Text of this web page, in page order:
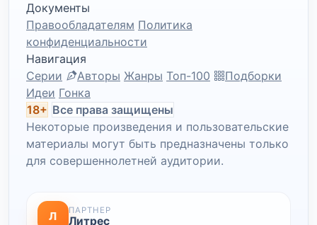
Документы
Правообладателям Политика
конфиденциальности
Навигация
Серии
Авторы Жанры Топ-100
Подборки
Идеи Гонка
18+ Все права защищены
Некоторые произведения и пользовательские
материалы могут быть предназначены только
для совершеннолетней аудитории.
Л ПАРТНЕР
Литрес